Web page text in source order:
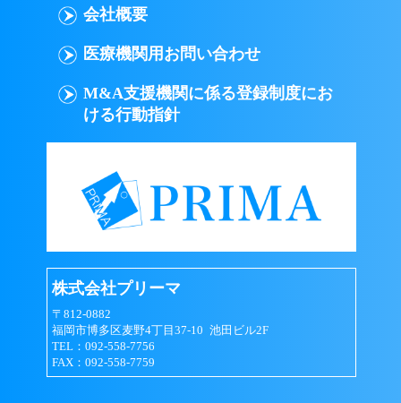
会社概要
医療機関用お問い合わせ
M&A支援機関に係る登録制度にお
ける行動指針
株式会社プリーマ
〒812-0882
福岡市博多区麦野4丁目37-10 池田ビル2F
TEL：092-558-7756
FAX：092-558-7759